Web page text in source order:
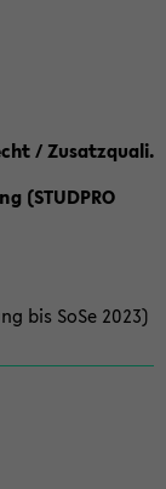
/ Zusatzquali.
(STUDPRO
bis SoSe 2023)